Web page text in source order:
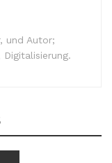
und Autor;